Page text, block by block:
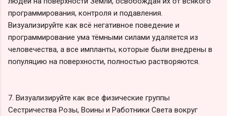
программирования, контроля и подавления.
Визуализируйте как всё негативное поведение и
программирование ума тёмными силами удаляется из
человечества, а все импланты, которые были внедрены в
популяцию на поверхности, полностью растворяются.
7. Визуализируйте как все физические группы
Сестричества Розы, Воины и Работники Света вокруг